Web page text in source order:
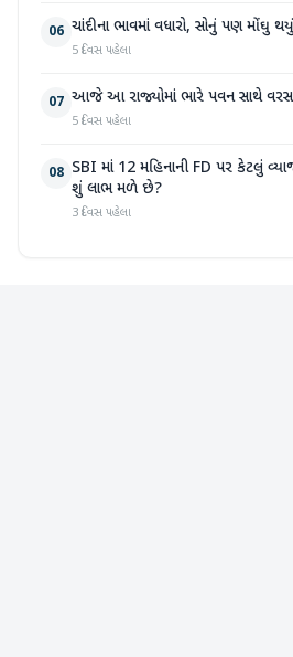
06 ચાંદીના ભાવમાં વધારો, સોનું પણ મોંઘુ થયું
5 દિવસ પહેલા
07 આજે આ રાજ્યોમાં ભારે પવન સાથે
5 દિવસ પહેલા
08 SBI માં 12 મહિનાની FD પર કેટલું
શું લાભ મળે છે?
3 દિવસ પહેલા